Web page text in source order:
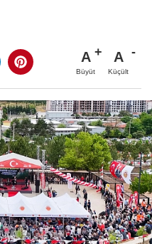
A
Büyüt
A
Küçült